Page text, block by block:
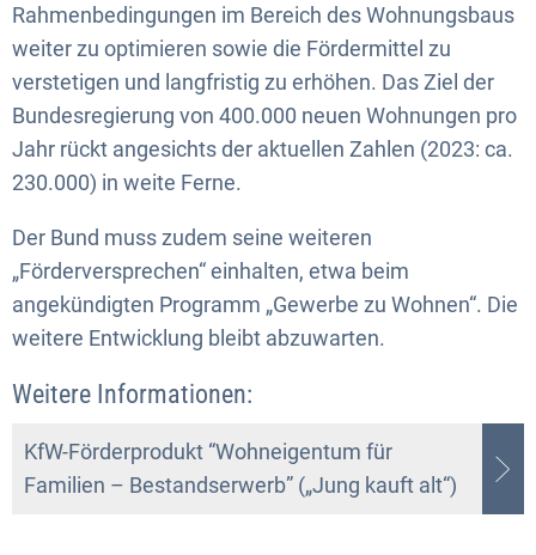
Rahmenbedingungen im Bereich des Wohnungsbaus
weiter zu optimieren sowie die Fördermittel zu
verstetigen und langfristig zu erhöhen. Das Ziel der
Bundesregierung von 400.000 neuen Wohnungen pro
Jahr rückt angesichts der aktuellen Zahlen (2023: ca.
230.000) in weite Ferne.
Der Bund muss zudem seine weiteren
„Förderversprechen“ einhalten, etwa beim
angekündigten Programm „Gewerbe zu Wohnen“. Die
weitere Entwicklung bleibt abzuwarten.
Weitere Informationen:
KfW-Förderprodukt “Wohneigentum für
Familien – Bestandserwerb” („Jung kauft alt“)